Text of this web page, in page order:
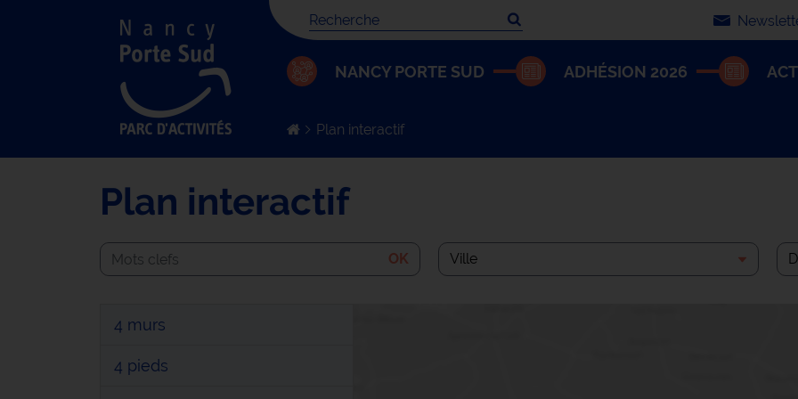
Votre recherche
NANCY PORTE SUD ADHÉSION 2026
Plan interactif
Plan interactif
Recherche OK Ville
4 murs
12 rue Antoine de St Exupéry
54710 Fléville devant nancy
4 pieds